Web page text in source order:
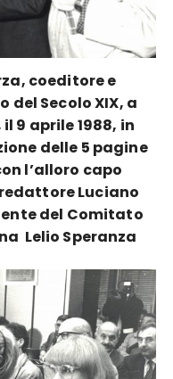
coeditore e
Secolo XIX, a
9 aprile 1988, in
delle 5 pagine
l’alloro capo
Luciano
del Comitato
Lelio Speranza